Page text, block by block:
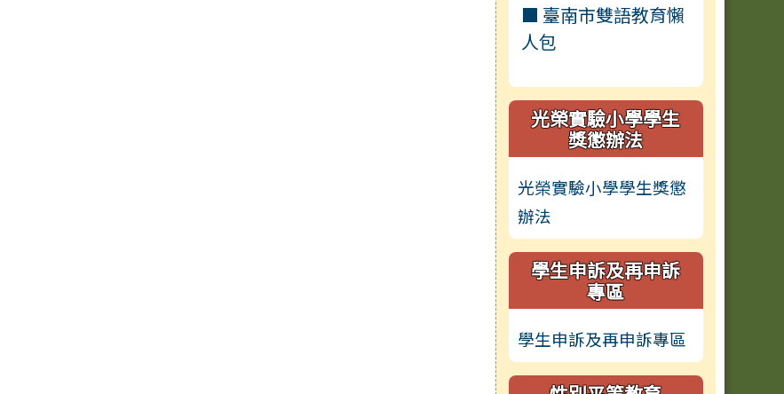
■ 臺南市雙語教育懶
人包
光榮實驗小學學生
獎懲辦法
光榮實驗小學學生獎懲
辦法
學生申訴及再申訴
專區
學生申訴及再申訴專區